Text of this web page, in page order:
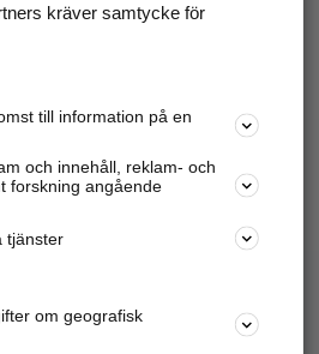
platser.
företagsinfo mm.
Marknadsför företaget
Kom igång och annonsera mot
kräver samtycke för
till information på en
och innehåll, reklam- och
forskning angående
tjänster
om geografisk